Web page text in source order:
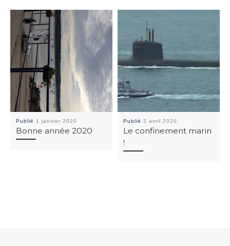
Publié 1 janvier 2020
Bonne année 2020
Publié2 avril 2020
Le confinement marin
!